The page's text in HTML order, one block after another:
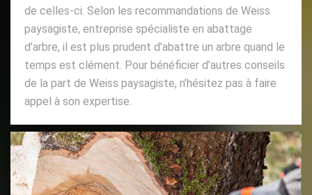
de celles-ci. Selon les recommandations de Weiss
paysagiste, entreprise spécialiste en abattage
d’arbre, il est plus prudent d’abattre un arbre quand le
temps est clément. Pour bénéficier d’autres conseils
de la part de Weiss paysagiste, n’hésitez pas à faire
appel à son expertise.